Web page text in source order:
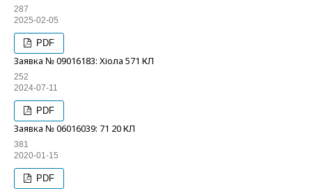
287
2025-02-05
PDF
Заявка № 09016183: Хіола 571 КЛ
252
2024-07-11
PDF
Заявка № 06016039: 71 20 КЛ
381
2020-01-15
PDF